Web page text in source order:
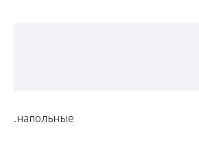
​.​​напольные​